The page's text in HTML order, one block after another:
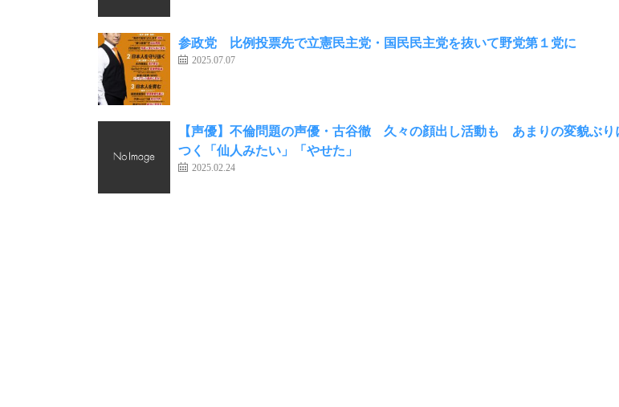
参政党 比例投票先で立憲民主党・国民民主党を抜いて野党第１党に
2025.07.07
【声優】不倫問題の声優・古谷徹 久々の顔出し活動も あまりの変貌ぶり
つく「仙人みたい」「やせた」
2025.02.24